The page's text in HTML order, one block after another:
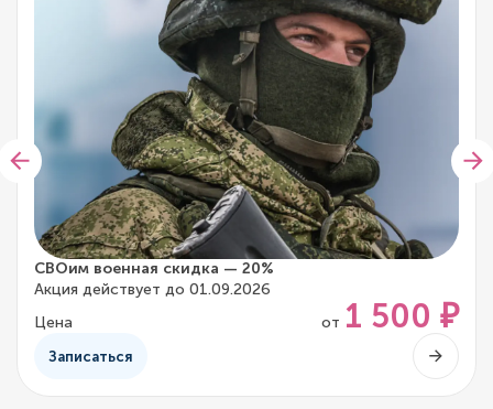
СВОим военная скидка — 20%
Акция действует до 01.09.2026
Цена
от 1 500 ₽
Записаться